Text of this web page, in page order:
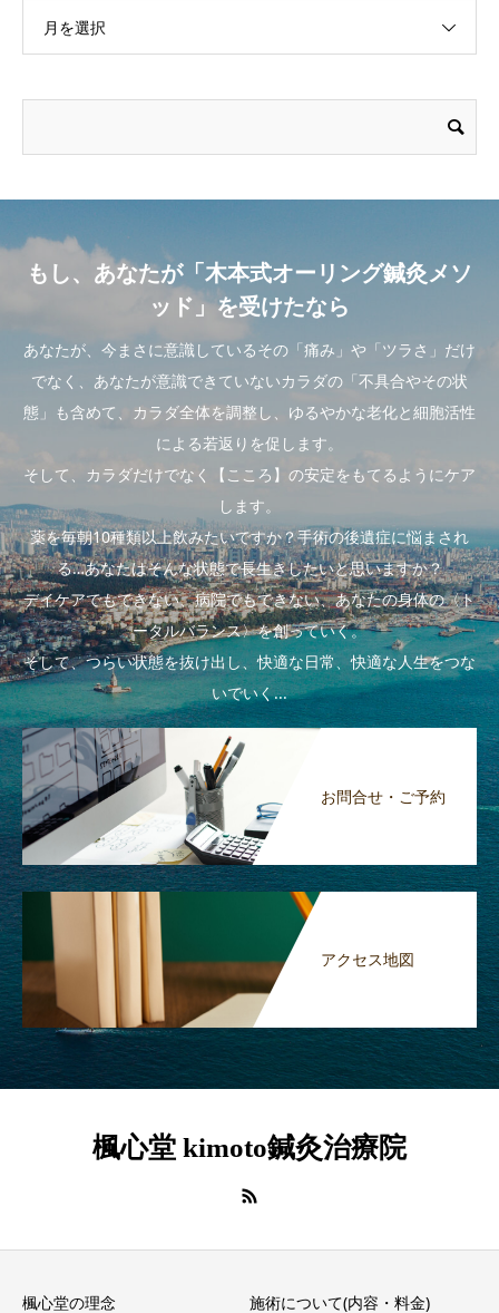
月を選択
もし、あなたが「木本式オーリング鍼灸メソ
ッド」を受けたなら
あなたが、今まさに意識しているその「痛み」や「ツラさ」だけ
でなく、あなたが意識できていないカラダの「不具合やその状
態」も含めて、カラダ全体を調整し、ゆるやかな老化と細胞活性
による若返りを促します。
そして、カラダだけでなく【こころ】の安定をもてるようにケア
します。
薬を毎朝10種類以上飲みたいですか？手術の後遺症に悩まされ
る…あなたはそんな状態で長生きしたいと思いますか？
デイケアでもできない、病院でもできない、あなたの身体の〈ト
ータルバランス〉を創っていく。
そして、つらい状態を抜け出し、快適な日常、快適な人生をつな
いでいく...
お問合せ・ご予約
アクセス地図
楓心堂 kimoto鍼灸治療院
楓心堂の理念 施術について(内容・料金)